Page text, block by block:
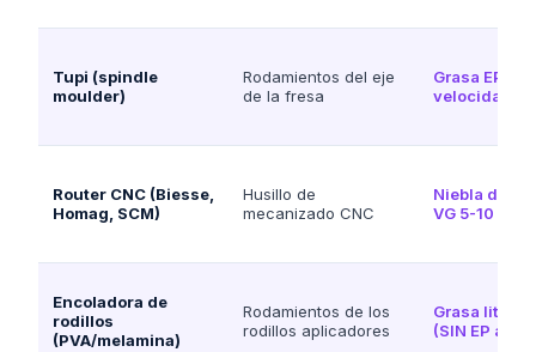
Tupi (spindle
moulder)
Rodamientos del eje
de la fresa
Grasa EP
velocidad
Router CNC (Biesse,
Homag, SCM)
Husillo de
mecanizado CNC
Niebla de
VG 5-10
Encoladora de
rodillos
(PVA/melamina)
Rodamientos de los
rodillos aplicadores
Grasa litio
(SIN EP